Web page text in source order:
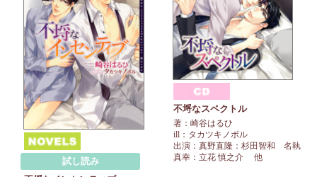
試し読み
不埒なスペクトル
著：崎谷はるひ
ill：タカツキノボル
出演：真野直隆：杉田智和 名執
真幸：立花 慎之介 他